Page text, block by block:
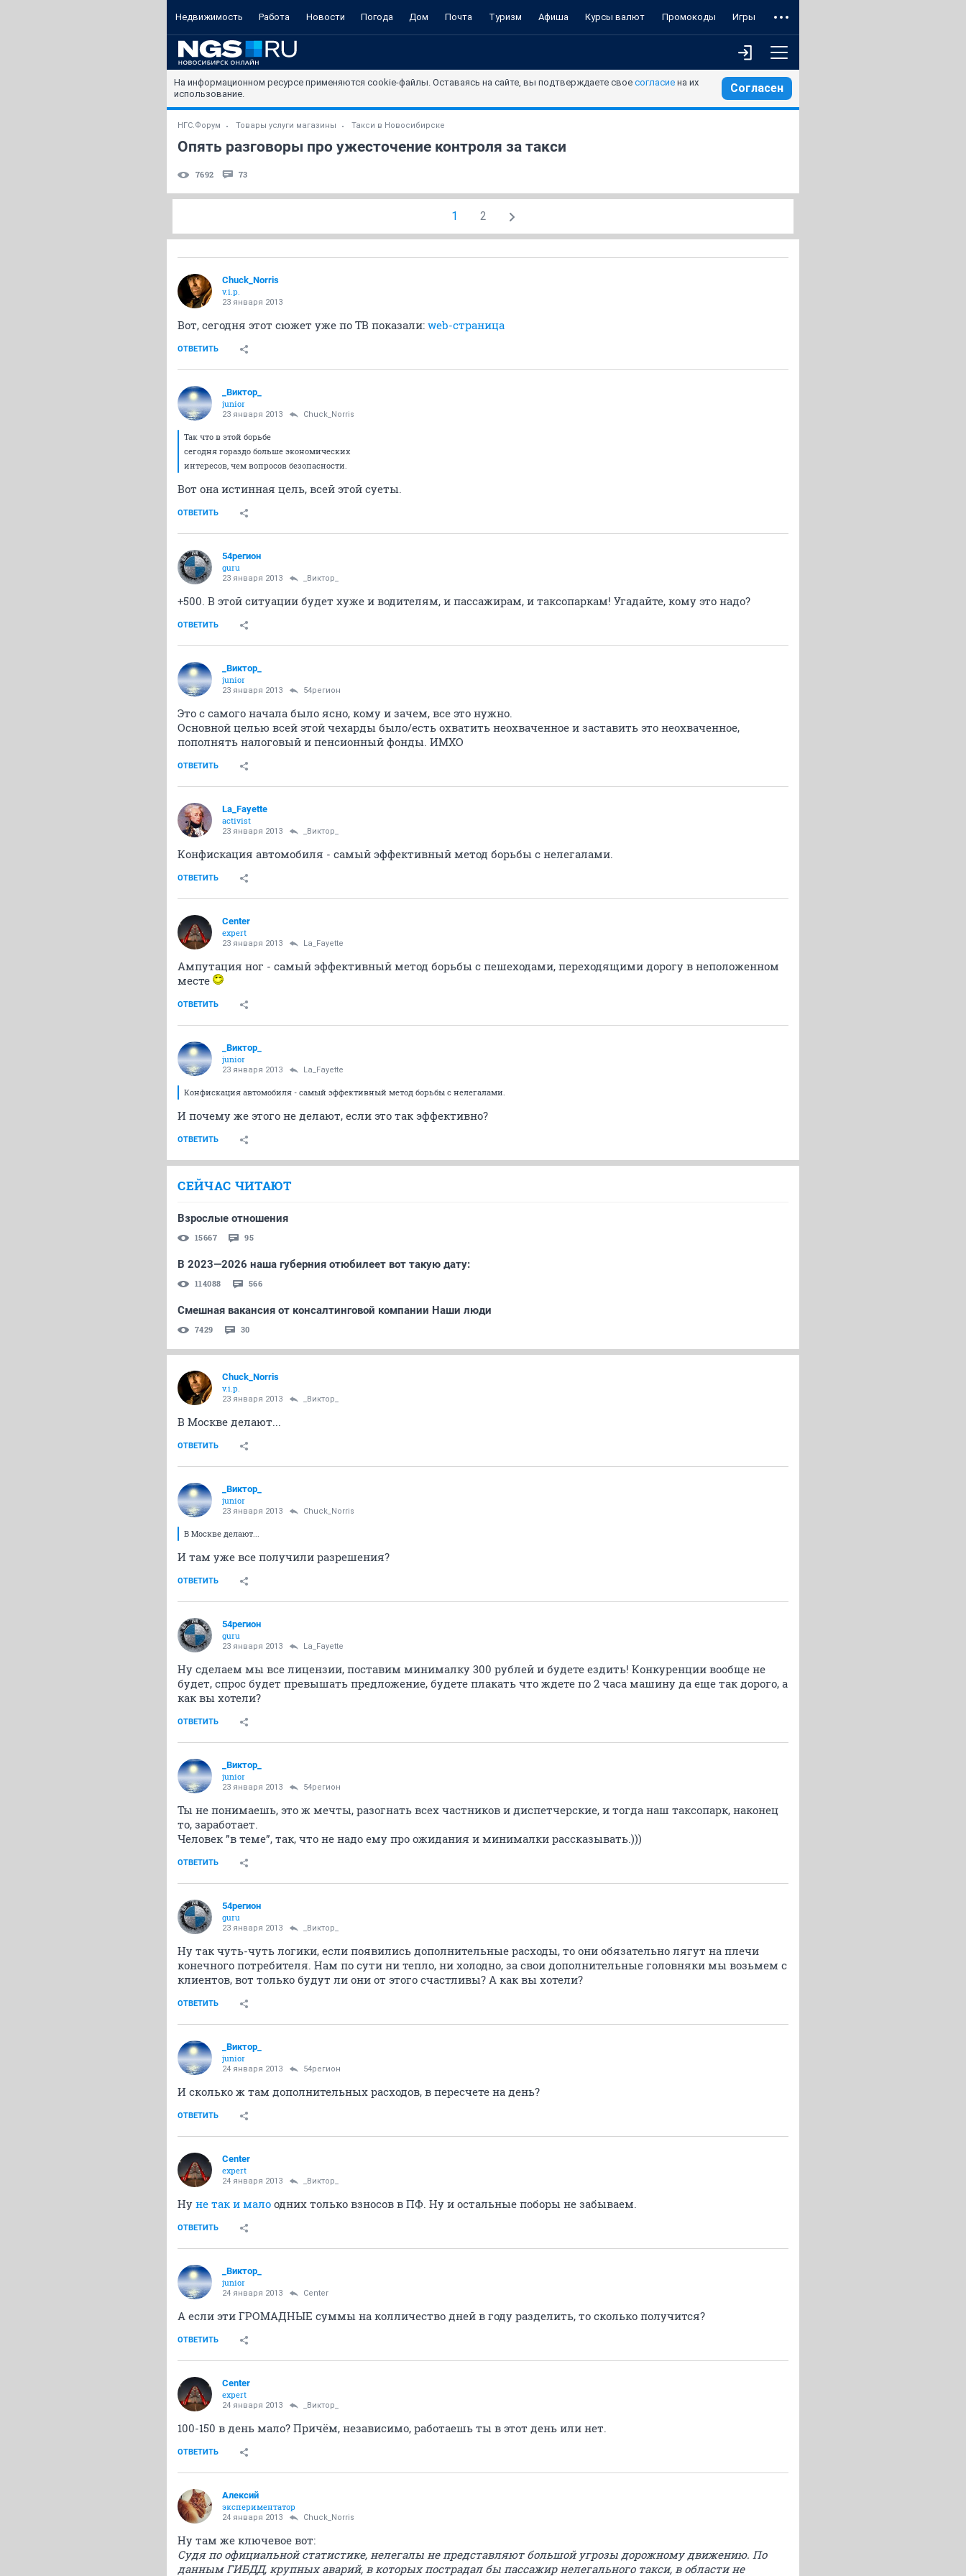
Недвижимость Работа Новости Погода Дом Почта Туризм Афиша Курсы валют Промокоды Игры
На информационном ресурсе применяются cookie-файлы. Оставаясь на сайте, вы подтверждаете свое согласие на их
использование.
Согласен
НГС.Форум Товары услуги магазины Такси в Новосибирске
Опять разговоры про ужесточение контроля за такси
7692 73
1 2
Chuck_Norris
v.i.p.
23 января 2013
Вот, сегодня этот сюжет уже по ТВ показали: web-страница
ОТВЕТИТЬ
_Виктор_
juniоr
23 января 2013 Chuck_Norris
Так что в этой борьбе
сегодня гораздо больше экономических
интересов, чем вопросов безопасности.
Вот она истинная цель, всей этой суеты.
ОТВЕТИТЬ
54регион
guru
23 января 2013 _Виктор_
+500. В этой ситуации будет хуже и водителям, и пассажирам, и таксопаркам! Угадайте, кому это надо?
ОТВЕТИТЬ
_Виктор_
juniоr
23 января 2013 54регион
Это с самого начала было ясно, кому и зачем, все это нужно.
Основной целью всей этой чехарды было/есть охватить неохваченное и заставить это неохваченное,
пополнять налоговый и пенсионный фонды. ИМХО
ОТВЕТИТЬ
La_Fayette
activist
23 января 2013 _Виктор_
Конфискация автомобиля - самый эффективный метод борьбы с нелегалами.
ОТВЕТИТЬ
Center
expert
23 января 2013 La_Fayette
Ампутация ног - самый эффективный метод борьбы с пешеходами, переходящими дорогу в неположенном
месте
ОТВЕТИТЬ
_Виктор_
juniоr
23 января 2013 La_Fayette
Конфискация автомобиля - самый эффективный метод борьбы с нелегалами.
И почему же этого не делают, если это так эффективно?
ОТВЕТИТЬ
СЕЙЧАС ЧИТАЮТ
Взрослые отношения
15667 95
В 2023—2026 наша губерния отюбилеет вот такую дату:
114088 566
Смешная вакансия от консалтинговой компании Наши люди
7429 30
Chuck_Norris
v.i.p.
23 января 2013 _Виктор_
В Москве делают...
ОТВЕТИТЬ
_Виктор_
juniоr
23 января 2013 Chuck_Norris
В Москве делают...
И там уже все получили разрешения?
ОТВЕТИТЬ
54регион
guru
23 января 2013 La_Fayette
Ну сделаем мы все лицензии, поставим минималку 300 рублей и будете ездить! Конкуренции вообще не
будет, спрос будет превышать предложение, будете плакать что ждете по 2 часа машину да еще так дорого, а
как вы хотели?
ОТВЕТИТЬ
_Виктор_
juniоr
23 января 2013 54регион
Ты не понимаешь, это ж мечты, разогнать всех частников и диспетчерские, и тогда наш таксопарк, наконец
то, заработает.
Человек ”в теме”, так, что не надо ему про ожидания и минималки рассказывать.)))
ОТВЕТИТЬ
54регион
guru
23 января 2013 _Виктор_
Ну так чуть-чуть логики, если появились дополнительные расходы, то они обязательно лягут на плечи
конечного потребителя. Нам по сути ни тепло, ни холодно, за свои дополнительные головняки мы возьмем с
клиентов, вот только будут ли они от этого счастливы? А как вы хотели?
ОТВЕТИТЬ
_Виктор_
juniоr
24 января 2013 54регион
И сколько ж там дополнительных расходов, в пересчете на день?
ОТВЕТИТЬ
Center
expert
24 января 2013 _Виктор_
Ну не так и мало одних только взносов в ПФ. Ну и остальные поборы не забываем.
ОТВЕТИТЬ
_Виктор_
juniоr
24 января 2013 Center
А если эти ГРОМАДНЫЕ суммы на колличество дней в году разделить, то сколько получится?
ОТВЕТИТЬ
Center
expert
24 января 2013 _Виктор_
100-150 в день мало? Причём, независимо, работаешь ты в этот день или нет.
ОТВЕТИТЬ
Алексий
экспериментатор
24 января 2013 Chuck_Norris
Ну там же ключевое вот:
Судя по официальной статистике, нелегалы не представляют большой угрозы дорожному движению. По
данным ГИБДД, крупных аварий, в которых пострадал бы пассажир нелегального такси, в области не